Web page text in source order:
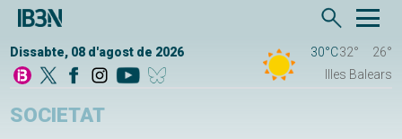
Dissabte, 08 d'agost de 2026 30°C32°
26°
Illes Balears
SOCIETAT